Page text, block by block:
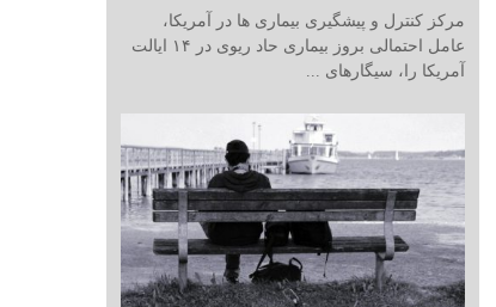
مرکز کنترل و پیشگیری بیماری ها در آمریکا،
عامل احتمالی بروز بیماری حاد ریوی در ۱۴ ایالت
آمریکا را، سیگارهای ...